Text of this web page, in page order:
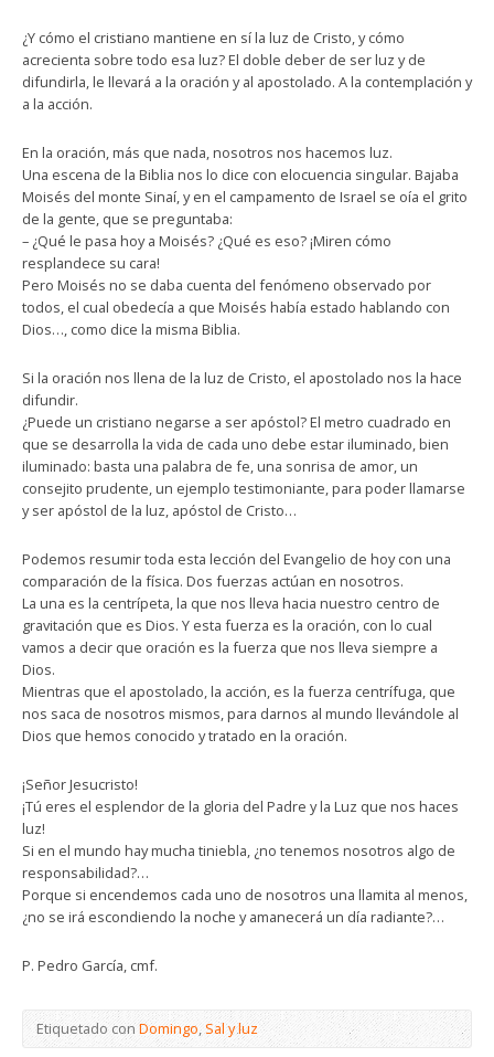
¿Y cómo el cristiano mantiene en sí la luz de Cristo, y cómo
acrecienta sobre todo esa luz? El doble deber de ser luz y de
difundirla, le llevará a la oración y al apostolado. A la contemplación y
a la acción.
En la oración, más que nada, nosotros nos hacemos luz.
Una escena de la Biblia nos lo dice con elocuencia singular. Bajaba
Moisés del monte Sinaí, y en el campamento de Israel se oía el grito
de la gente, que se preguntaba:
– ¿Qué le pasa hoy a Moisés? ¿Qué es eso? ¡Miren cómo
resplandece su cara!
Pero Moisés no se daba cuenta del fenómeno observado por
todos, el cual obedecía a que Moisés había estado hablando con
Dios…, como dice la misma Biblia.
Si la oración nos llena de la luz de Cristo, el apostolado nos la hace
difundir.
¿Puede un cristiano negarse a ser apóstol? El metro cuadrado en
que se desarrolla la vida de cada uno debe estar iluminado, bien
iluminado: basta una palabra de fe, una sonrisa de amor, un
consejito prudente, un ejemplo testimoniante, para poder llamarse
y ser apóstol de la luz, apóstol de Cristo…
Podemos resumir toda esta lección del Evangelio de hoy con una
comparación de la física. Dos fuerzas actúan en nosotros.
La una es la centrípeta, la que nos lleva hacia nuestro centro de
gravitación que es Dios. Y esta fuerza es la oración, con lo cual
vamos a decir que oración es la fuerza que nos lleva siempre a
Dios.
Mientras que el apostolado, la acción, es la fuerza centrífuga, que
nos saca de nosotros mismos, para darnos al mundo llevándole al
Dios que hemos conocido y tratado en la oración.
¡Señor Jesucristo!
¡Tú eres el esplendor de la gloria del Padre y la Luz que nos haces
luz!
Si en el mundo hay mucha tiniebla, ¿no tenemos nosotros algo de
responsabilidad?…
Porque si encendemos cada uno de nosotros una llamita al menos,
¿no se irá escondiendo la noche y amanecerá un día radiante?…
P. Pedro García, cmf.
Etiquetado conDomingo, Sal y luz